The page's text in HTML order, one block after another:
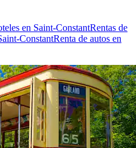
en Saint-ConstantRentas de
ConstantRenta de autos en